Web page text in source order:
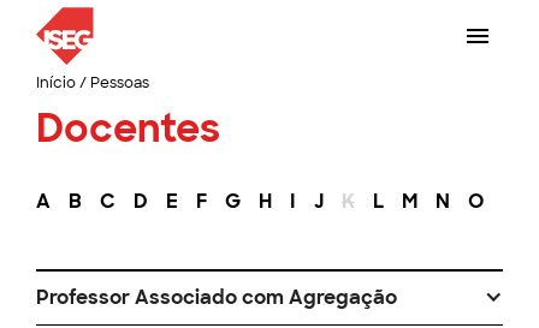
Início/ Pessoas
Docentes
A B C D E F G H I J K L M N O
Professor Associado com Agregação